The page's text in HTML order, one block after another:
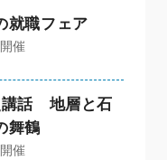
就職フェア
催
講話 地層と石
舞鶴
催